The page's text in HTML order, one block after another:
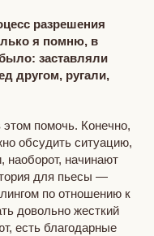
разрешения
я помню, в
заставляли
другом, ругали,
помочь. Конечно,
обсудить ситуацию,
наоборот, начинают
для пьесы —
по отношению к
довольно жесткий
есть благодарные